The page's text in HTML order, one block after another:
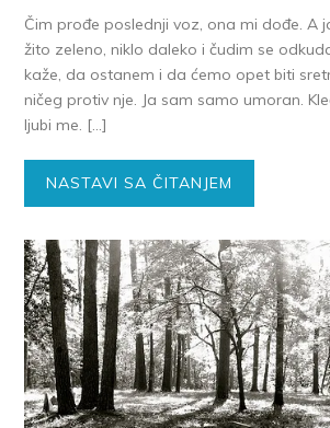
Čim prođe poslednji voz, ona mi dođe. A
žito zeleno, niklo daleko i čudim se
kaže, da ostanem i da ćemo opet biti
ničeg protiv nje. Ja sam samo umoran.
ljubi me. […]
NASTAVI SA ČITANJEM